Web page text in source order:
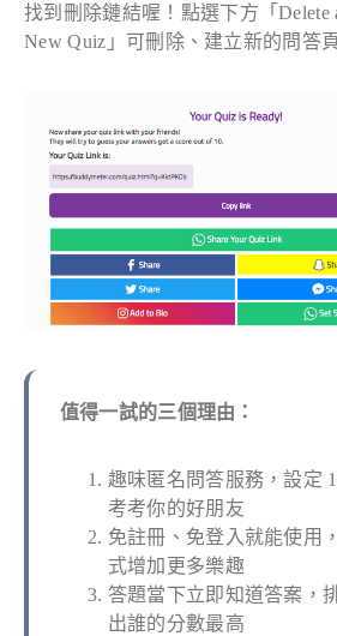
找到刪除鏈結喔！點選下方「Delete
New Quiz」可刪除、建立新的問答
值得一試的三個理由：
趣味匿名問答服務，設定
考考你的好朋友
免註冊、免登入就能使用
式增加更多樂趣
答題當下立即知道答案，
出誰的分數最高